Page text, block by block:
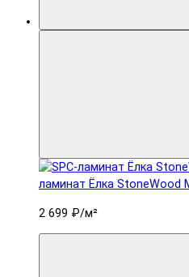
ламинат Ëлка StoneWood
2 699 ₽/м²